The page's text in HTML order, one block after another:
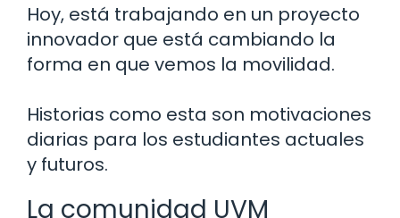
Hoy, está trabajando en un proyecto
innovador que está cambiando la
forma en que vemos la movilidad.
Historias como esta son motivaciones
diarias para los estudiantes actuales
y futuros.
La comunidad UVM